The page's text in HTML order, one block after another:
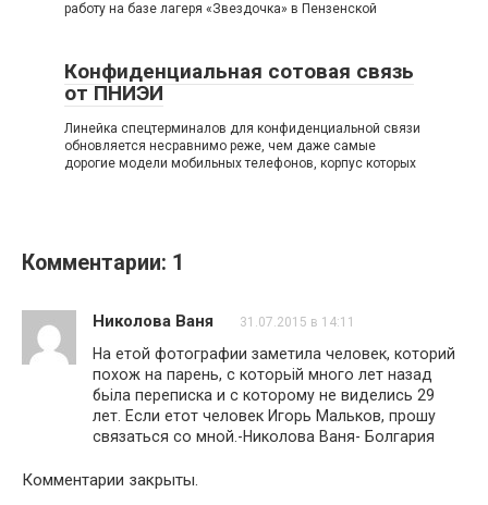
работу на базе лагеря «Звездочка» в Пензенской
Конфиденциальная сотовая связь
от ПНИЭИ
Линейка спецтерминалов для конфиденциальной связи
обновляется несравнимо реже, чем даже самые
дорогие модели мобильных телефонов, корпус которых
Комментарии: 1
Николова Ваня 31.07.2015 в 14:11
На етой фотографии заметила человек, которий
похож на парень, с которьiй много лет назад
бьiла переписка и с которому не виделись 29
лет. Если етот человек Игорь Мальков, прошу
связаться со мной.-Николова Ваня- Болгария
Комментарии закрыты.